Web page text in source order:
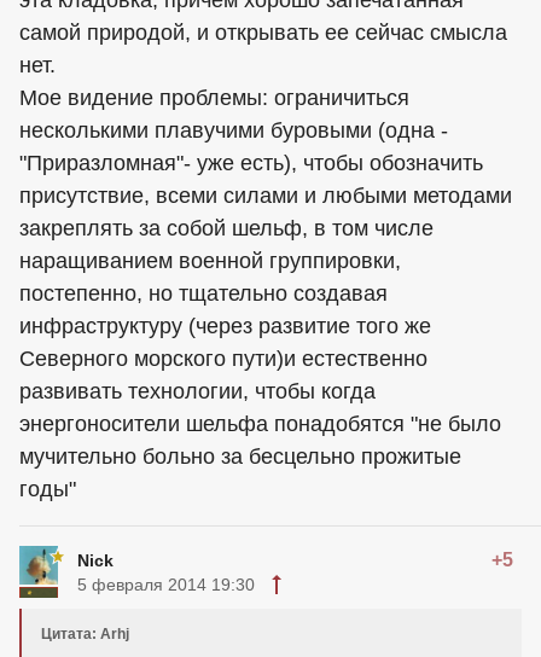
самой природой, и открывать ее сейчас смысла
нет.
Мое видение проблемы: ограничиться
несколькими плавучими буровыми (одна -
"Приразломная"- уже есть), чтобы обозначить
присутствие, всеми силами и любыми методами
закреплять за собой шельф, в том числе
наращиванием военной группировки,
постепенно, но тщательно создавая
инфраструктуру (через развитие того же
Северного морского пути)и естественно
развивать технологии, чтобы когда
энергоносители шельфа понадобятся "не было
мучительно больно за бесцельно прожитые
годы"
Nick +5
5 февраля 2014 19:30
Цитата: Arhj